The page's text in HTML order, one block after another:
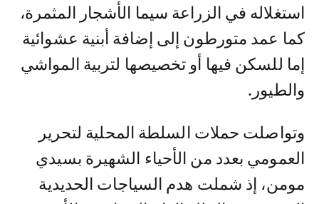
استغلاله في الزراعة سيما الأشجار المثمرة،
كما عمد متورطون إلى إضافة أبنية عشوائية
إما للسكن فيها أو تخصيصها لتربية المواشي
والطيور.
وتواصلت حملات السلطة المحلية لتحرير
العمومي بعدد من الأحياء الشهيرة بسيدي
مومن، إذ شملت هدم السياجات الحديدية